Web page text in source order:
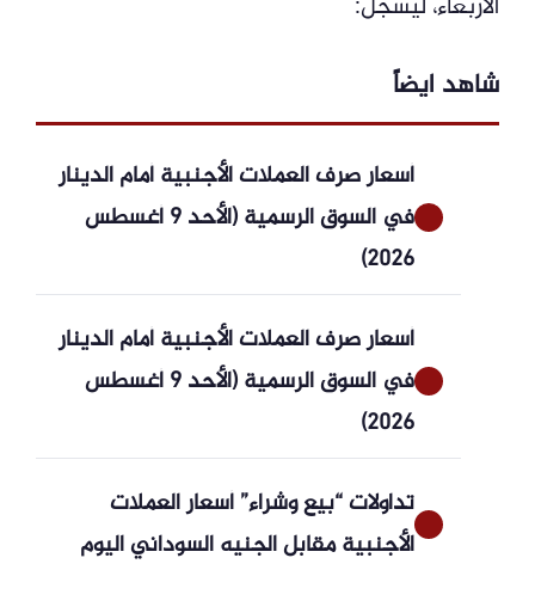
شاهد ايضاً
أسعار صرف العملات الأجنبية أمام الدينار
في السوق الرسمية (الأحد 9 أغسطس
2026)
أسعار صرف العملات الأجنبية أمام الدينار
في السوق الرسمية (الأحد 9 أغسطس
2026)
تداولات “بيع وشراء” أسعار العملات
الأجنبية مقابل الجنيه السوداني اليوم